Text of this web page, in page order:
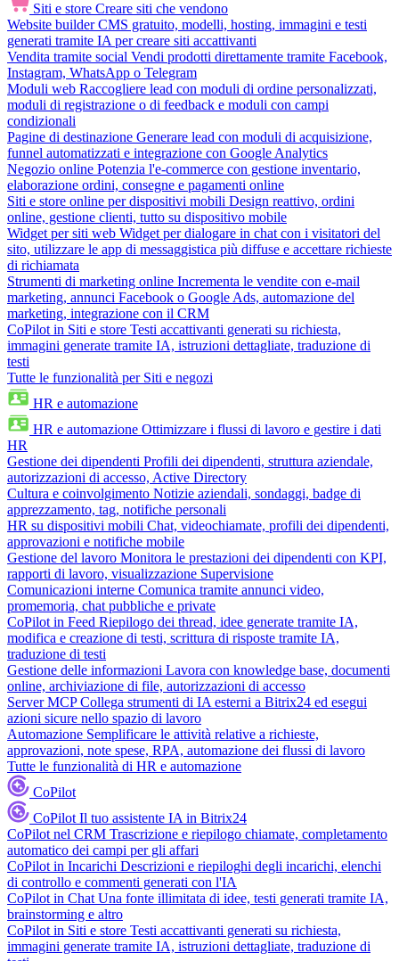
Siti e store Creare siti che vendono
Website builder CMS gratuito, modelli, hosting, immagini e testi
generati tramite IA per creare siti accattivanti
Vendita tramite social Vendi prodotti direttamente tramite Facebook,
Instagram, WhatsApp o Telegram
Moduli web Raccogliere lead con moduli di ordine personalizzati,
moduli di registrazione o di feedback e moduli con campi
condizionali
Pagine di destinazione Generare lead con moduli di acquisizione,
funnel automatizzati e integrazione con Google Analytics
Negozio online Potenzia l'e-commerce con gestione inventario,
elaborazione ordini, consegne e pagamenti online
Siti e store online per dispositivi mobili Design reattivo, ordini
online, gestione clienti, tutto su dispositivo mobile
Widget per siti web Widget per dialogare in chat con i visitatori del
sito, utilizzare le app di messaggistica più diffuse e accettare richieste
di richiamata
Strumenti di marketing online Incrementa le vendite con e-mail
marketing, annunci Facebook o Google Ads, automazione del
marketing, integrazione con il CRM
CoPilot in Siti e store Testi accattivanti generati su richiesta,
immagini generate tramite IA, istruzioni dettagliate, traduzione di
testi
Tutte le funzionalità per Siti e negozi
HR e automazione
HR e automazione Ottimizzare i flussi di lavoro e gestire i dati
HR
Gestione dei dipendenti Profili dei dipendenti, struttura aziendale,
autorizzazioni di accesso, Active Directory
Cultura e coinvolgimento Notizie aziendali, sondaggi, badge di
apprezzamento, tag, notifiche personali
HR su dispositivi mobili Chat, videochiamate, profili dei dipendenti,
approvazioni e notifiche mobile
Gestione del lavoro Monitora le prestazioni dei dipendenti con KPI,
rapporti di lavoro, visualizzazione Supervisione
Comunicazioni interne Comunica tramite annunci video,
promemoria, chat pubbliche e private
CoPilot in Feed Riepilogo dei thread, idee generate tramite IA,
modifica e creazione di testi, scrittura di risposte tramite IA,
traduzione di testi
Gestione delle informazioni Lavora con knowledge base, documenti
online, archiviazione di file, autorizzazioni di accesso
Server MCP Collega strumenti di IA esterni a Bitrix24 ed esegui
azioni sicure nello spazio di lavoro
Automazione Semplificare le attività relative a richieste,
approvazioni, note spese, RPA, automazione dei flussi di lavoro
Tutte le funzionalità di HR e automazione
CoPilot
CoPilot Il tuo assistente IA in Bitrix24
CoPilot nel CRM Trascrizione e riepilogo chiamate, completamento
automatico dei campi per gli affari
CoPilot in Incarichi Descrizioni e riepiloghi degli incarichi, elenchi
di controllo e commenti generati con l'IA
CoPilot in Chat Una fonte illimitata di idee, testi generati tramite IA,
brainstorming e altro
CoPilot in Siti e store Testi accattivanti generati su richiesta,
immagini generate tramite IA, istruzioni dettagliate, traduzione di